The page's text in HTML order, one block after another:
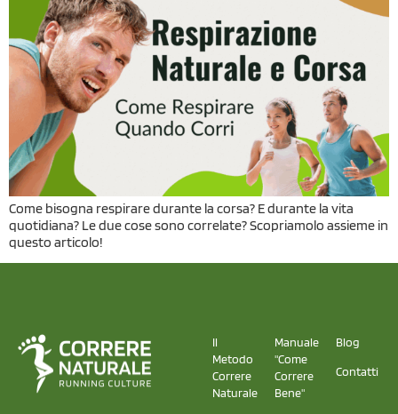
Come bisogna respirare durante la corsa? E durante la vita
quotidiana? Le due cose sono correlate? Scopriamolo assieme in
questo articolo!
Il
Metodo
Correre
Naturale
Manuale
"Come
Correre
Bene"
Blog
Contatti